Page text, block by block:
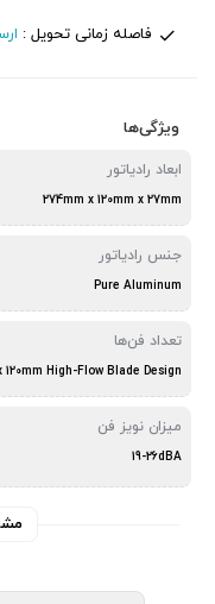
فاصله زمانی تحویل :
ویژگی‌ها
ابعاد رادیاتور
274mm x 120mm x 27mm
جنس رادیاتور
Pure Aluminum
تعداد فن‌ها
120mm High-Flow Blade Design
میزان نویز فن
19-26dBA